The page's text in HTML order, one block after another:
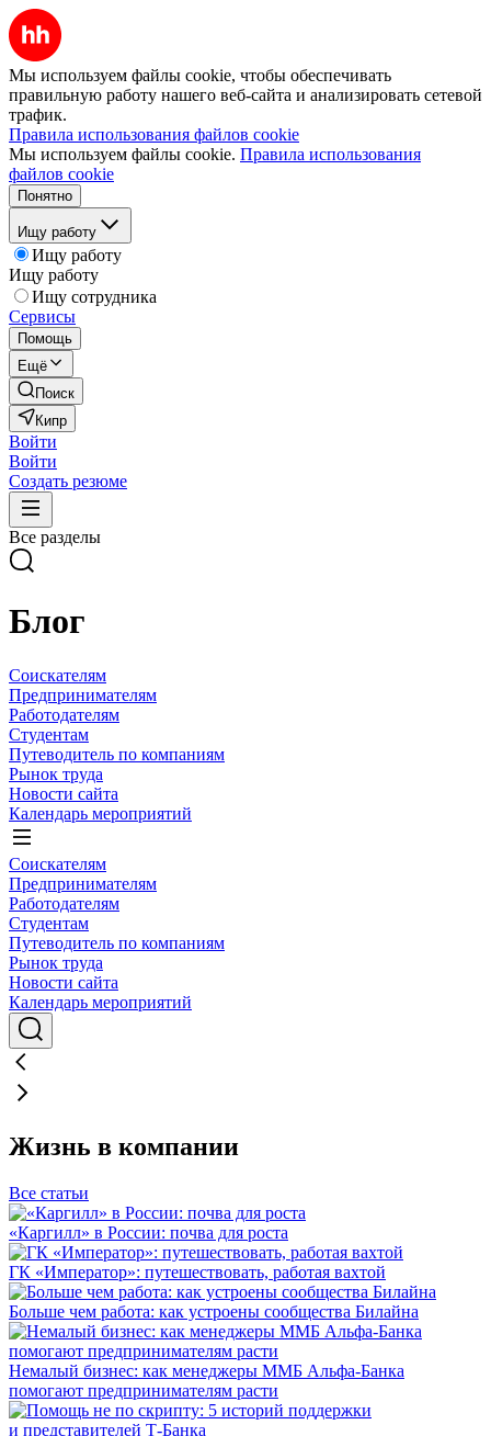
Мы используем файлы cookie, чтобы обеспечивать
правильную работу нашего веб-сайта и анализировать сетевой
трафик.
Правила использования файлов cookie
Мы используем файлы cookie. Правила использования
файлов cookie
Понятно
Ищу работу
Ищу работу
Ищу работу
Ищу сотрудника
Сервисы
Помощь
Ещё
Поиск
Кипр
Войти
Войти
Создать резюме
Все разделы
Блог
Соискателям
Предпринимателям
Работодателям
Студентам
Путеводитель по компаниям
Рынок труда
Новости сайта
Календарь мероприятий
Соискателям
Предпринимателям
Работодателям
Студентам
Путеводитель по компаниям
Рынок труда
Новости сайта
Календарь мероприятий
Жизнь в компании
Все статьи
«Каргилл» в России: почва для роста
ГК «Император»: путешествовать, работая вахтой
Больше чем работа: как устроены сообщества Билайна
Немалый бизнес: как менеджеры ММБ Альфа-Банка
помогают предпринимателям расти